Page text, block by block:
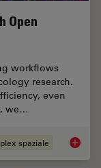
Open
workflows
research.
even
we…
spaziale